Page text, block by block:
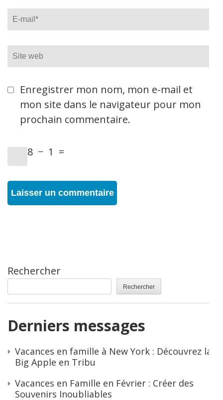
Email*
Site
web
Enregistrer mon nom, mon e-mail et
mon site dans le navigateur pour mon
prochain commentaire.
8 − 1 =
Rechercher
Rechercher
Derniers messages
Vacances en famille à New York : Découvrez la
Big Apple en Tribu
Vacances en Famille en Février : Créer des
Souvenirs Inoubliables